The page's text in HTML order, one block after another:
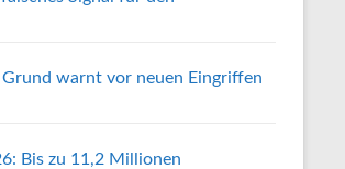
Grund warnt vor neuen Eingriffen
Bis zu 11,2 Millionen